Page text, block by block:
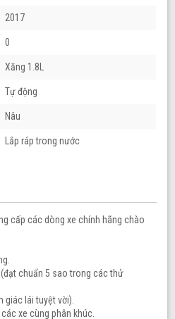
2017
0
Xăng 1.8L
Tự động
Nâu
Lắp ráp trong nước
cấp các dòng xe chính hãng chào
chuẩn 5 sao trong các thử
giác lái tuyệt vời).
xe cùng phân khúc.